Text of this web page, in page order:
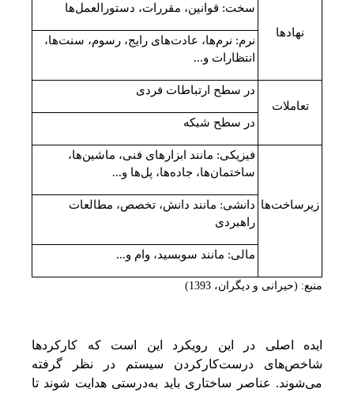
نهادها
سخت: قوانین، مقررات، دستورالعمل‌ها
نرم: نرم‌ها، عادت‌های رایج، رسوم، سنت‌ها،
انتظارات و...
تعاملات
در سطح ارتباطات فردی
در سطح شبکه
زیرساخت‌ها
فیزیکی: مانند ابزارهای فنی، ماشین‌ها،
ساختمان‌ها، جاده‌ها، پل‌ها و...
دانشی: مانند دانش، تخصص، مطالعات
راهبردی
مالی: مانند سوبسید، وام و...
منبع: (حیرانی و دیگران، 1393)
ایده اصلی در این رویکرد این است که کارکردها
شاخص‌های درست‌کارکردن سیستم در نظر گرفته
می‌شوند. عناصر ساختاری باید به‌درستی هدایت شوند تا